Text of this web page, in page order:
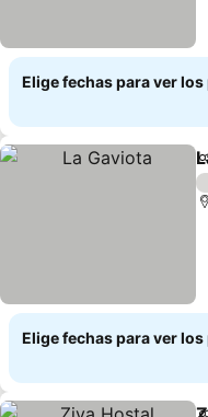
Elige fechas para ver
Elige fechas para ver